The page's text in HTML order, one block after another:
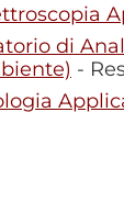
di
-